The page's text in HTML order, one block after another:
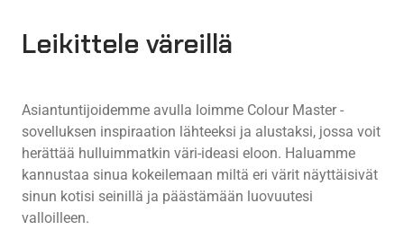
Leikittele väreillä
Asiantuntijoidemme avulla loimme Colour Master -
sovelluksen inspiraation lähteeksi ja alustaksi, jossa voit
herättää hulluimmatkin väri-ideasi eloon. Haluamme
kannustaa sinua kokeilemaan miltä eri värit näyttäisivät
sinun kotisi seinillä ja päästämään luovuutesi
valloilleen.